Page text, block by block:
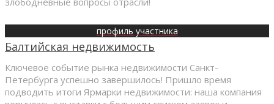
профиль участника
Балтийская недвижимость
Ключевое событие рынка недвижимости Санкт-
Петербурга успешно завершилось! Пришло время
подводить итоги Ярмарки недвижимости: наша компания